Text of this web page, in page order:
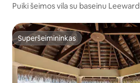
Puiki šeimos vila su baseinu Leeward
Superšeimininkas
Superšeimininkas